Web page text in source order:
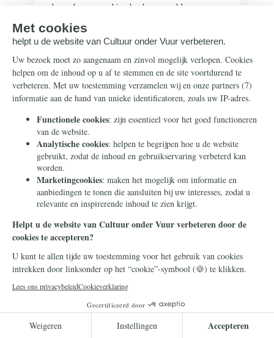
volgende generatie sterker maakt.
Lees meer
Geopolitiek
Deze mannen werd een baan
in Rusland beloofd. Ze
werden wakker aan het front
in Oekraïne
Rusland werft geen buitenlandse strijders
voor zijn oorlog in Oekraïne door de waarheid